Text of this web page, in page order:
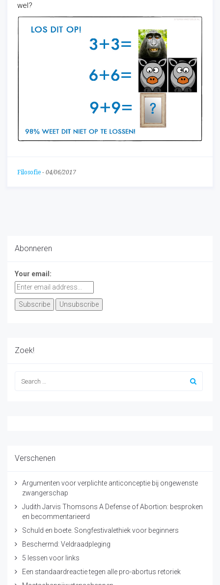
wel?
Filosofie - 04/06/2017
Abonneren
Your email:
Zoek!
Verschenen
Argumenten voor verplichte anticonceptie bij ongewenste
zwangerschap
Judith Jarvis Thomsons A Defense of Abortion: besproken
en becommentarieerd
Schuld en boete. Songfestivalethiek voor beginners
Beschermd: Veldraadpleging
5 lessen voor links
Een standaardreactie tegen alle pro-abortus retoriek